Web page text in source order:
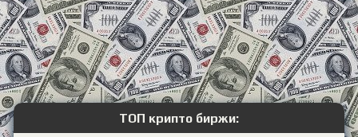
ТОП крипто биржи: